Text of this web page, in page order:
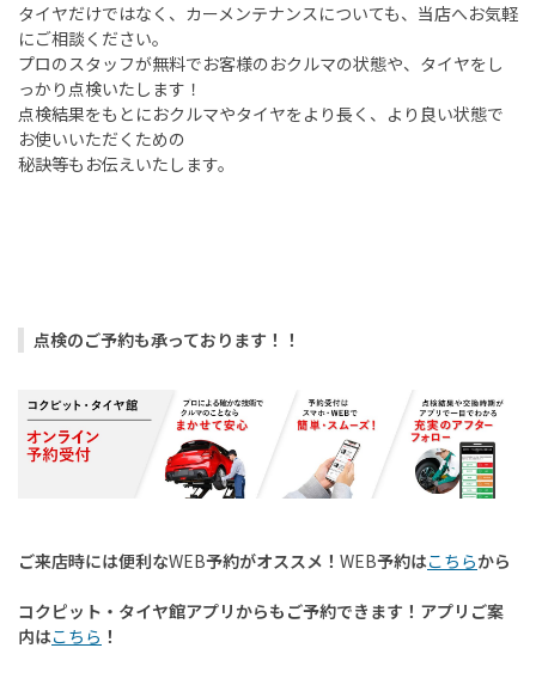
タイヤだけではなく、カーメンテナンスについても、当店へお気軽
にご相談ください。
プロのスタッフが無料でお客様のおクルマの状態や、タイヤをし
っかり点検いたします！
点検結果をもとにおクルマやタイヤをより長く、より良い状態で
お使いいただくための
秘訣等もお伝えいたします。
点検のご予約も承っております！！
ご来店時には便利なWEB予約がオススメ！ WEB予約はこちらから
コクピット・タイヤ館アプリからもご予約できます！アプリご案
内はこちら ！